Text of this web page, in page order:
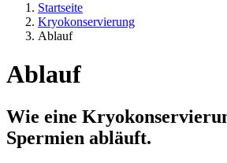
Startseite
Kryokonservierung
Ablauf
Ablauf
Wie eine
Spermien abläuft.